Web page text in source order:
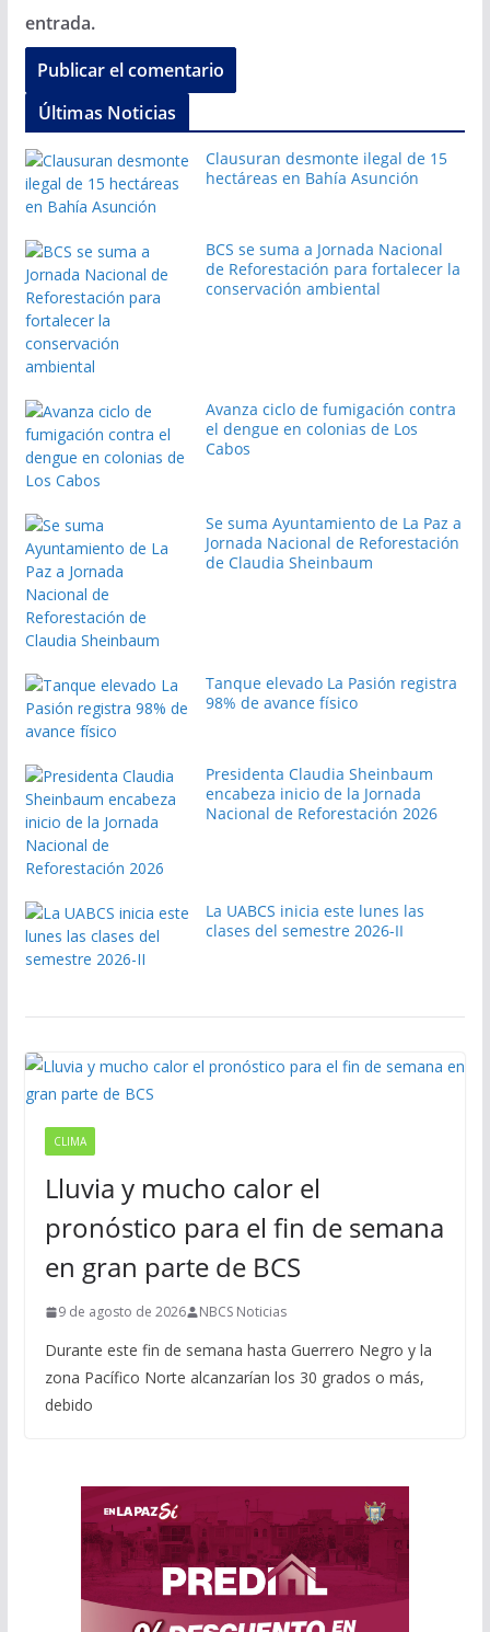
entrada.
Últimas Noticias
Clausuran desmonte ilegal de 15
hectáreas en Bahía Asunción
BCS se suma a Jornada Nacional
de Reforestación para fortalecer la
conservación ambiental
Avanza ciclo de fumigación contra
el dengue en colonias de Los
Cabos
Se suma Ayuntamiento de La Paz a
Jornada Nacional de Reforestación
de Claudia Sheinbaum
Tanque elevado La Pasión registra
98% de avance físico
Presidenta Claudia Sheinbaum
encabeza inicio de la Jornada
Nacional de Reforestación 2026
La UABCS inicia este lunes las
clases del semestre 2026-II
CLIMA
Lluvia y mucho calor el
pronóstico para el fin de semana
en gran parte de BCS
9 de agosto de 2026 NBCS Noticias
Durante este fin de semana hasta Guerrero Negro y la
zona Pacífico Norte alcanzarían los 30 grados o más,
debido